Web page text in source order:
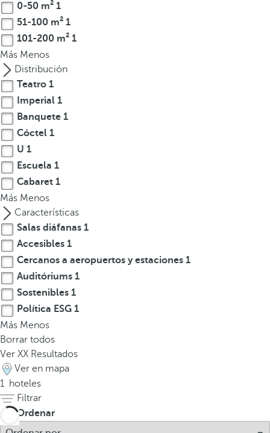
e
d
e
s
p
u
l
s
a
a
t
e
c
l
a
d
e
f
e
c
h
a
h
a
i
0-50 m² 1
51-100 m² 1
101-200 m² 1
Más Menos
Distribución
Teatro 1
Imperial 1
Banquete 1
Cóctel 1
U 1
Escuela 1
Cabaret 1
Más Menos
Características
Salas diáfanas 1
Accesibles 1
Cercanos a aeropuertos y estaciones 1
Auditóriums 1
Sostenibles 1
Política ESG 1
Más Menos
Borrar todos
Ver XX Resultados
Ver en mapa
1 hoteles
Filtrar
Ordenar